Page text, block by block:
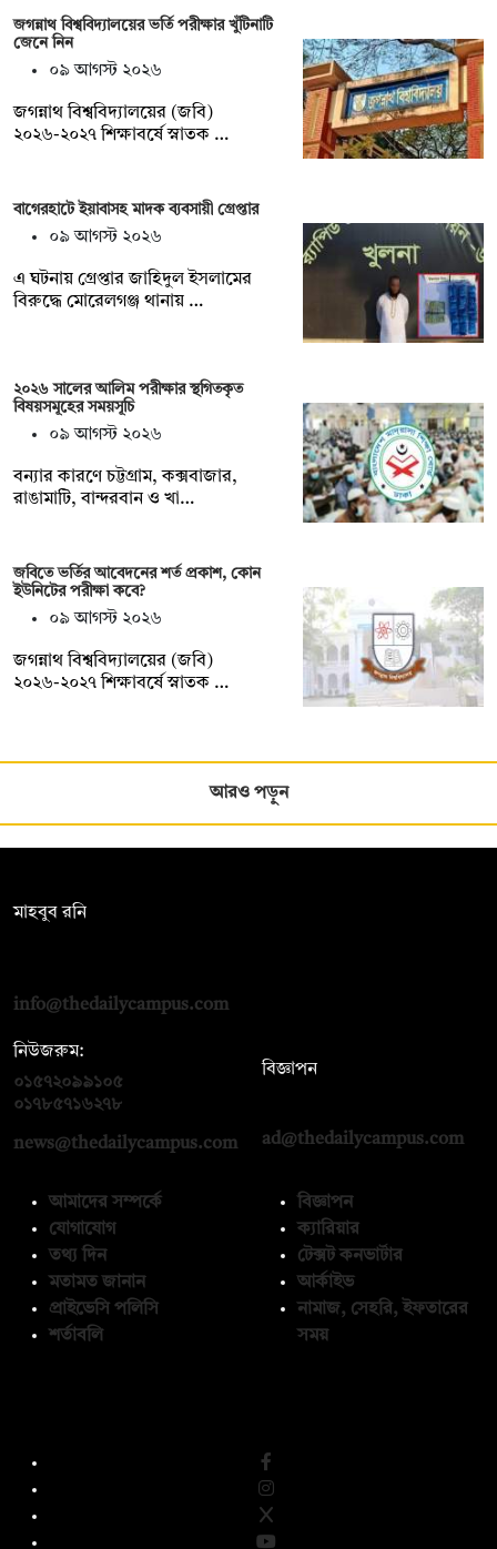
জগন্নাথ বিশ্ববিদ্যালয়ের ভর্তি পরীক্ষার খুঁটিনাটি
জেনে নিন
০৯ আগস্ট ২০২৬
জগন্নাথ বিশ্ববিদ্যালয়ের (জবি)
২০২৬-২০২৭ শিক্ষাবর্ষে স্নাতক …
বাগেরহাটে ইয়াবাসহ মাদক ব্যবসায়ী গ্রেপ্তার
০৯ আগস্ট ২০২৬
এ ঘটনায় গ্রেপ্তার জাহিদুল ইসলামের
বিরুদ্ধে মোরেলগঞ্জ থানায় …
২০২৬ সালের আলিম পরীক্ষার স্থগিতকৃত
বিষয়সমূহের সময়সূচি
০৯ আগস্ট ২০২৬
বন্যার কারণে চট্টগ্রাম, কক্সবাজার,
রাঙামাটি, বান্দরবান ও খা…
জবিতে ভর্তির আবেদনের শর্ত প্রকাশ, কোন
ইউনিটের পরীক্ষা কবে?
০৯ আগস্ট ২০২৬
জগন্নাথ বিশ্ববিদ্যালয়ের (জবি)
২০২৬-২০২৭ শিক্ষাবর্ষে স্নাতক …
আরও পড়ুন
মাহবুব রনি
info@thedailycampus.com
নিউজরুম:
০১৫৭২০৯৯১০৫
০১৭৮৫৭১৬২৭৮
news@thedailycampus.com
বিজ্ঞাপন
ad@thedailycampus.com
আমাদের সম্পর্কে
যোগাযোগ
তথ্য দিন
মতামত জানান
প্রাইভেসি পলিসি
শর্তাবলি
বিজ্ঞাপন
ক্যারিয়ার
টেক্সট কনভার্টার
আর্কাইভ
নামাজ, সেহরি, ইফতারের
সময়